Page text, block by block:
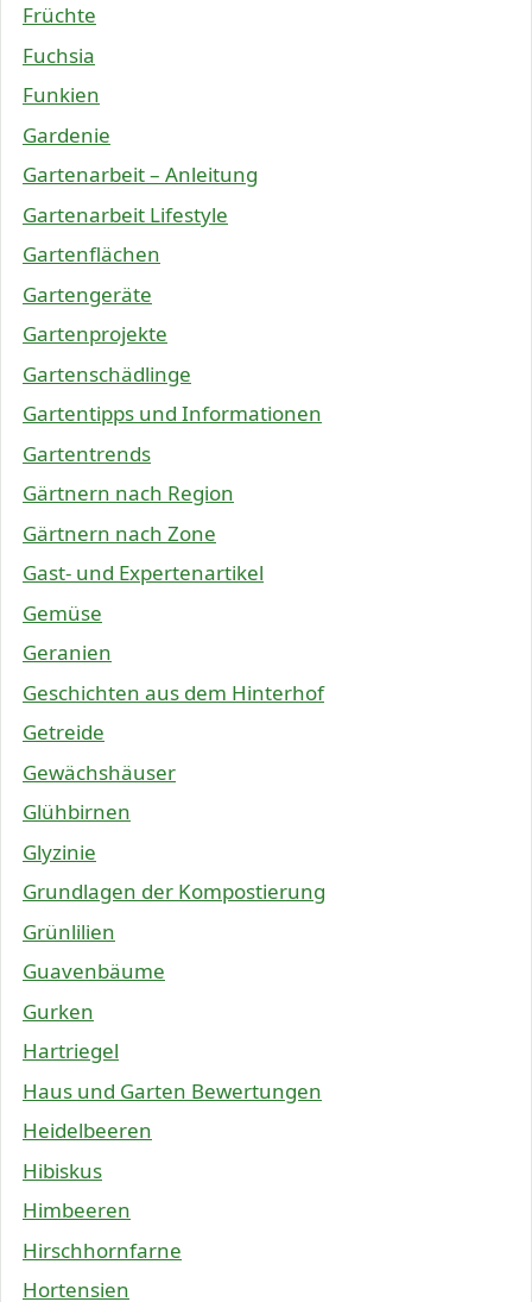
Früchte
Fuchsia
Funkien
Gardenie
Gartenarbeit – Anleitung
Gartenarbeit Lifestyle
Gartenflächen
Gartengeräte
Gartenprojekte
Gartenschädlinge
Gartentipps und Informationen
Gartentrends
Gärtnern nach Region
Gärtnern nach Zone
Gast- und Expertenartikel
Gemüse
Geranien
Geschichten aus dem Hinterhof
Getreide
Gewächshäuser
Glühbirnen
Glyzinie
Grundlagen der Kompostierung
Grünlilien
Guavenbäume
Gurken
Hartriegel
Haus und Garten Bewertungen
Heidelbeeren
Hibiskus
Himbeeren
Hirschhornfarne
Hortensien